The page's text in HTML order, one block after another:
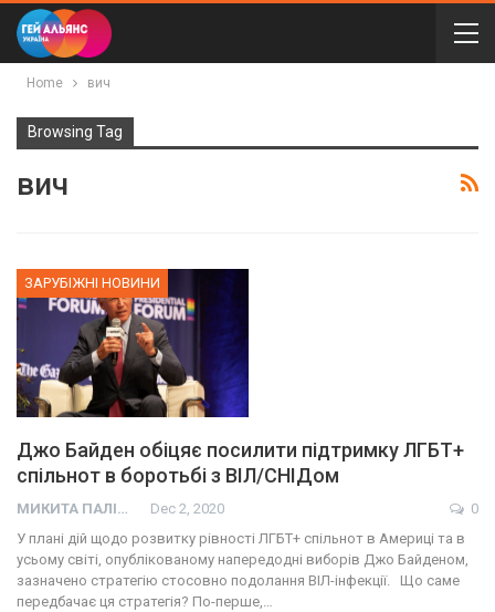
Home вич
Browsing Tag
вич
ЗАРУБІЖНІ НОВИНИ
Джо Байден обіцяє посилити підтримку ЛГБТ+
спільнот в боротьбі з ВІЛ/СНІДом
МИКИТА ПАЛІЙ Dec 2, 2020
0
У плані дій щодо розвитку рівності ЛГБТ+ спільнот в Америці та в
усьому світі, опублікованому напередодні виборів Джо Байденом,
зазначено стратегію стосовно подолання ВІЛ-інфекції. Що саме
передбачає ця стратегія? По-перше,…